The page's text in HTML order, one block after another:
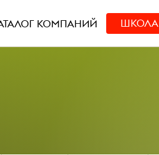
КОМПАНИЙ ШКОЛА